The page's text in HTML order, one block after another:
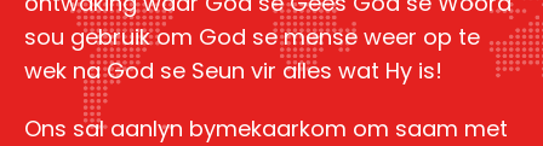
sou gebruik om God se mense weer op te
wek na God se Seun vir alles wat Hy is!
Ons sal aanlyn bymekaarkom om saam met